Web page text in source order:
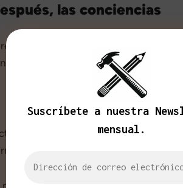
las conciencias
populares se debilita solo
instituciones colectivas fuertes
de pensamiento.
está condenado a la
Suscríbete a nuestra
mensual.